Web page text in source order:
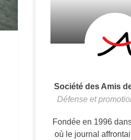
Société des Amis
Défense et
Fondée en 1996
où le journal